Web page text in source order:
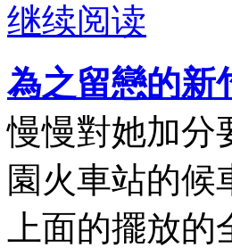
继续阅读
為之留戀的新
慢慢對她加分
園火車站的候
上面的擺放